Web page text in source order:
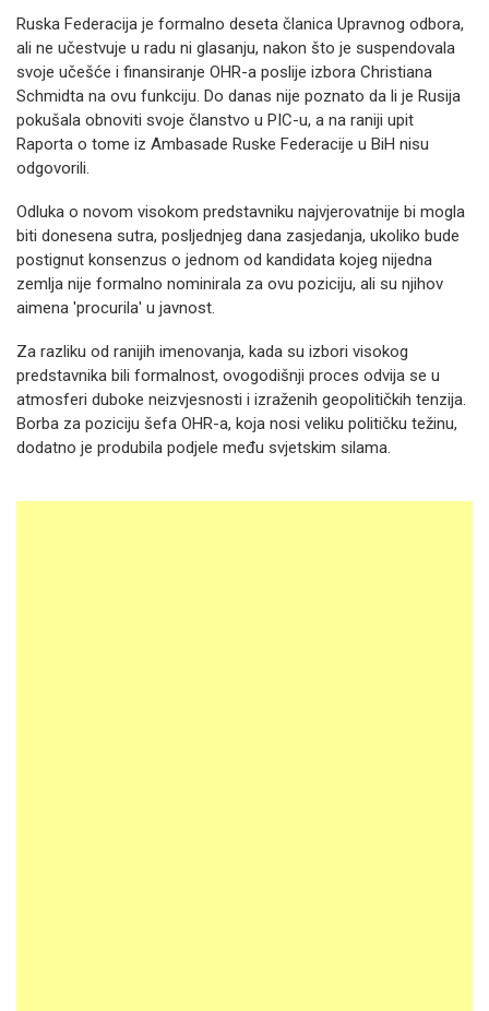
Ruska Federacija je formalno deseta članica Upravnog odbora,
ali ne učestvuje u radu ni glasanju, nakon što je suspendovala
svoje učešće i finansiranje OHR-a poslije izbora Christiana
Schmidta na ovu funkciju. Do danas nije poznato da li je Rusija
pokušala obnoviti svoje članstvo u PIC-u, a na raniji upit
Raporta o tome iz Ambasade Ruske Federacije u BiH nisu
odgovorili.
Odluka o novom visokom predstavniku najvjerovatnije bi mogla
biti donesena sutra, posljednjeg dana zasjedanja, ukoliko bude
postignut konsenzus o jednom od kandidata kojeg nijedna
zemlja nije formalno nominirala za ovu poziciju, ali su njihov
aimena 'procurila' u javnost.
Za razliku od ranijih imenovanja, kada su izbori visokog
predstavnika bili formalnost, ovogodišnji proces odvija se u
atmosferi duboke neizvjesnosti i izraženih geopolitičkih tenzija.
Borba za poziciju šefa OHR-a, koja nosi veliku političku težinu,
dodatno je produbila podjele među svjetskim silama.